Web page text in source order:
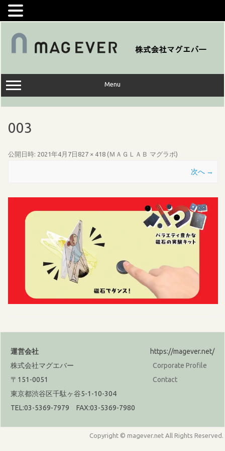
コ
キ
ッ
プ
Menu
003
公開日時: 2021年4月7日 827 × 418 (ＭＡＧＬＡＢ マグラボ)
次へ →
運営会社
株式会社マグエバー
〒151-0051
東京都渋谷区千駄ヶ谷5-1-10-304
TEL:03-5369-7979 FAX:03-5369-7980
https://magever.net/
Corporate Profile
Contact
Copyright © magever.net All Rights Reserved.